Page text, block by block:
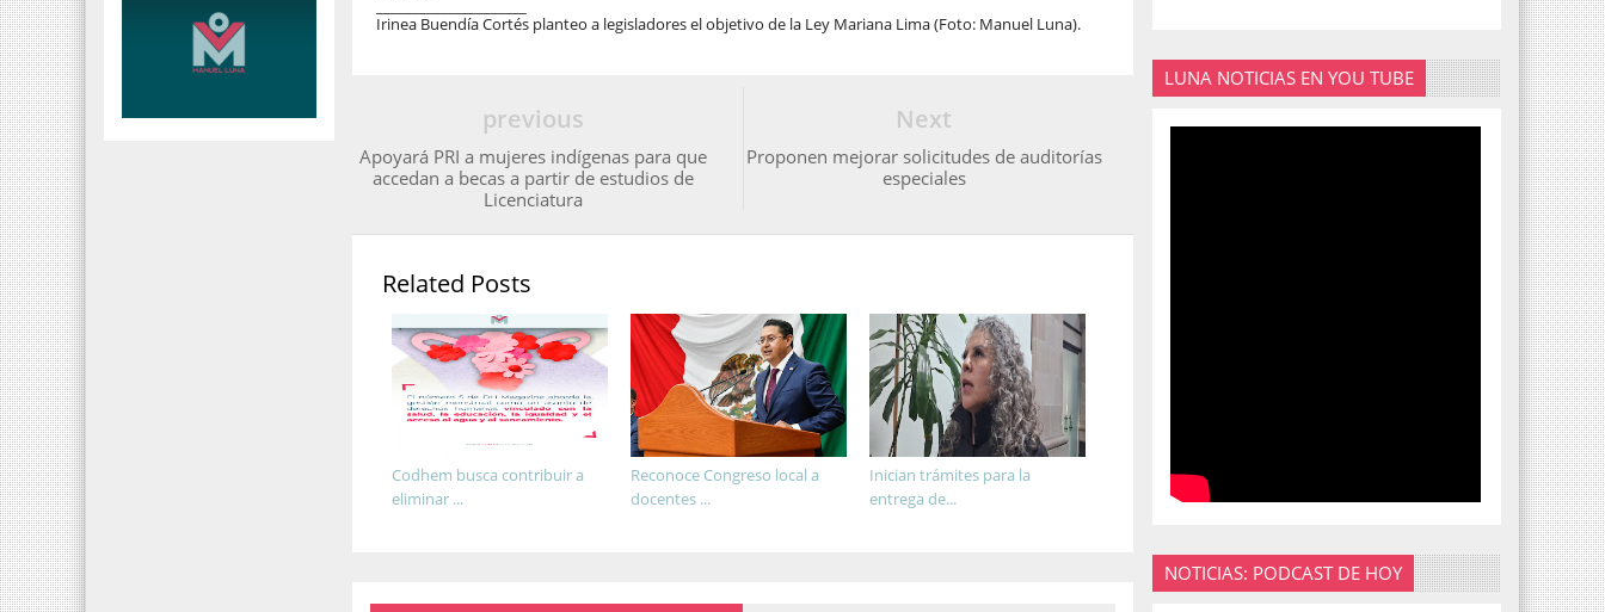
Irinea Buendía Cortés planteo a legisladores el objetivo de la Ley Mariana Lima (Foto: Manuel Luna).
Next
Proponen mejorar solicitudes de auditorías
especiales
previous
Apoyará PRI a mujeres indígenas para que
accedan a becas a partir de estudios de
Licenciatura
Related Posts
Inician trámites para la
entrega de...
Reconoce Congreso local a
docentes ...
Codhem busca contribuir a
eliminar ...
LUNA NOTICIAS EN YOU TUBE
NOTICIAS: PODCAST DE HOY